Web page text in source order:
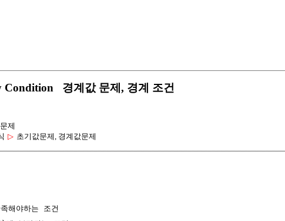
경계값 문제, 경계 조건
제
▷ 초기값문제, 경계값문제
해야하는 조건